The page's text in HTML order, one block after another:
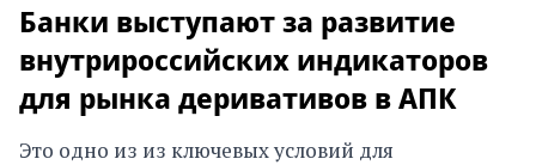
Банки выступают за развитие
внутрироссийских индикаторов
для рынка деривативов в АПК
Это одно из из ключевых условий для